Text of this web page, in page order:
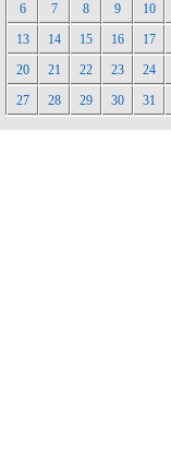
6
7 8 9 10
13
14 15 16 17
20
21 22 23 24
27
28 29 30 31